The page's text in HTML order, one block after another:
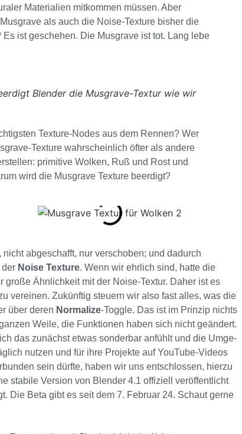
Materialien mitkommen müssen. Aber
als auch die Noise-Texture bisher die
ist geschehen. Die Musgrave ist tot. Lang lebe
Blender die Musgrave-Textur wie wir
Texture-Nodes aus dem Rennen? Wer
Texture wahrscheinlich öfter als andere
primitive Wolken, Ruß und Rost und
wird die Musgrave Texture beerdigt?
abgeschafft, nur verschoben; und dadurch
der Noise Texture. Wenn wir ehrlich sind, hatte die
große Ähnlichkeit mit der Noise-Textur. Daher ist es
vereinen. Zukünftig steuern wir also fast alles, was die
über deren Normalize-Toggle. Das ist im Prinzip nichts
Weile, die Funktionen haben sich nicht geändert.
das zunächst etwas sonderbar anfühlt und die Um­ge­
nutzen und für ihre Projekte auf YouTube-Videos
sein dürfte, haben wir uns entschlossen, hierzu
stabile Version von Blender 4.1 offiziell veröffentlicht
Die Beta gibt es seit dem 7. Februar 24. Schaut gerne